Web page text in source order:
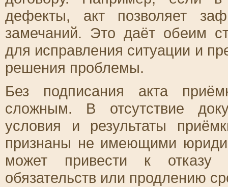
дефекты, акт позволяет
замечаний. Это даёт обеим
для исправления ситуации и
решения проблемы.
Без подписания акта
сложным. В отсутствие
условия и результаты
признаны не имеющими
может привести к отказу
обязательств или продлению